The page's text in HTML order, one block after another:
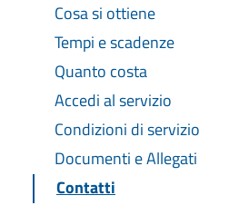
Cosa si ottiene
Tempi e scadenze
Quanto costa
Accedi al servizio
Condizioni di servizio
Documenti e Allegati
Contatti